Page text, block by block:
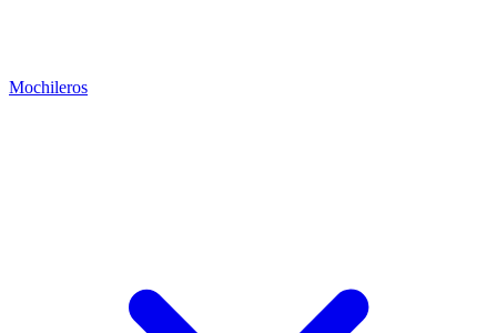
Mochileros